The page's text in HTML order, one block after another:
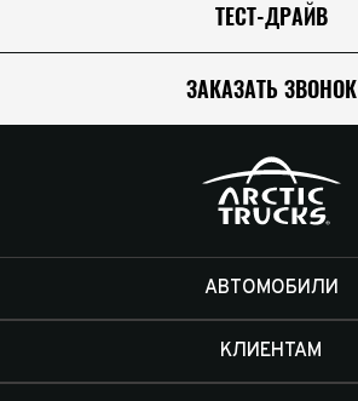
ТЕСТ-ДРАЙВ
ЗАКАЗАТЬ ЗВОНОК
АВТОМОБИЛИ
КЛИЕНТАМ